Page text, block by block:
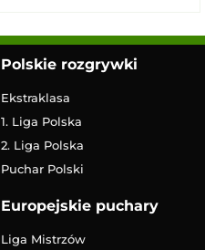
Polskie rozgrywki
Ekstraklasa
1. Liga Polska
2. Liga Polska
Puchar Polski
Europejskie puchary
Liga Mistrzów